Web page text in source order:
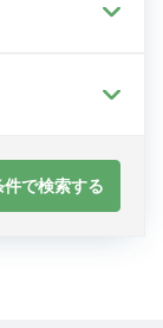
件で検索する